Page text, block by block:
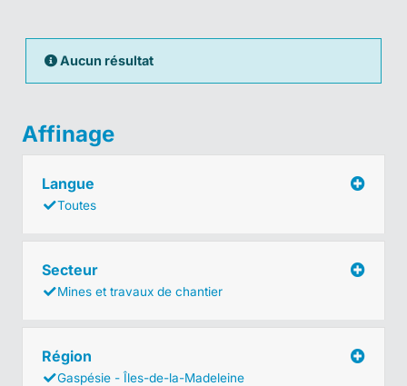
Aucun résultat
Affinage
Langue
Toutes
Secteur
Mines et travaux de chantier
Région
Gaspésie - Îles-de-la-Madeleine